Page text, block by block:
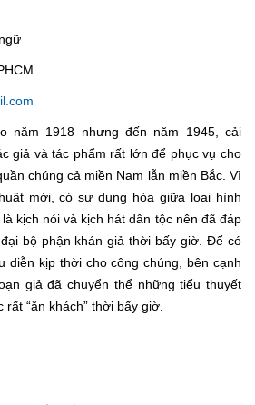
năm 1918 nhưng đến năm 1945, cải
giả và tác phẩm rất lớn để phục vụ cho
chúng cả miền Nam lẫn miền Bắc. Vì
mới, có sự dung hòa giữa loại hình
kịch nói và kịch hát dân tộc nên đã đáp
bộ phận khán giả thời bấy giờ. Để có
diễn kịp thời cho công chúng, bên cạnh
giả đã chuyển thể những tiểu thuyết
“ăn khách” thời bấy giờ.